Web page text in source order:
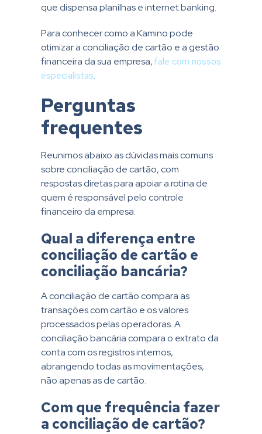
que dispensa planilhas e internet banking.
Para conhecer como a Kamino pode
otimizar a conciliação de cartão e a gestão
financeira da sua empresa,fale com nossos
especialistas.
Perguntas
frequentes
Reunimos abaixo as dúvidas mais comuns
sobre conciliação de cartão, com
respostas diretas para apoiar a rotina de
quem é responsável pelo controle
financeiro da empresa.
Qual a diferença entre
conciliação de cartão e
conciliação bancária?
A conciliação de cartão compara as
transações com cartão e os valores
processados pelas operadoras. A
conciliação bancária compara o extrato da
conta com os registros internos,
abrangendo todas as movimentações,
não apenas as de cartão.
Com que frequência fazer
a conciliação de cartão?